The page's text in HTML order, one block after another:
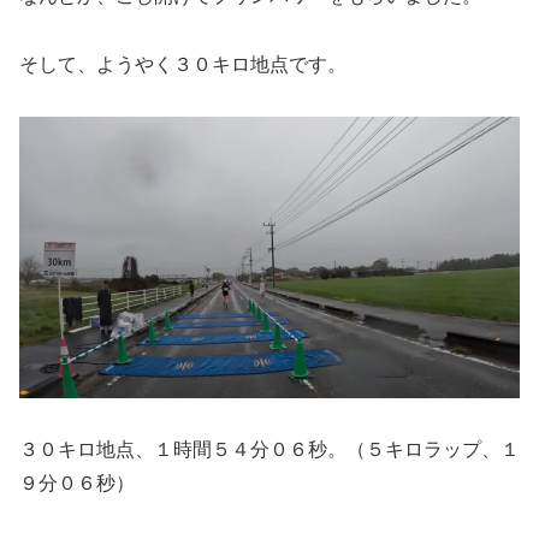
そして、ようやく３０キロ地点です。
３０キロ地点、１時間５４分０６秒。（５キロラップ、１
９分０６秒）